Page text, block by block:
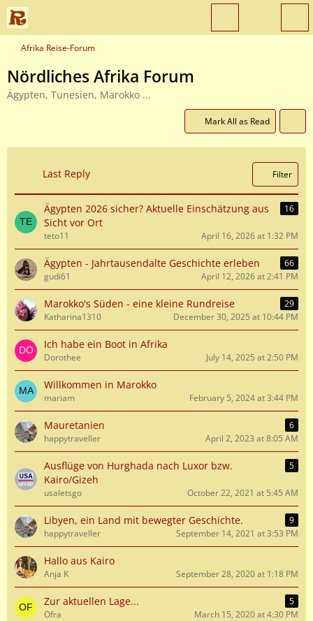
Afrika Reise-Forum
Nördliches Afrika Forum
Ägypten, Tunesien, Marokko ...
Mark All as Read
Last Reply Filter
Ägypten 2026 sicher? Aktuelle Einschätzung aus
Sicht vor Ort
16
teto11 April 16, 2026 at 1:32 PM
Ägypten - Jahrtausendalte Geschichte erleben
66
gudi61
April 12, 2026 at 2:41 PM
Marokko's Süden - eine kleine Rundreise
29
Katharina1310
December 30, 2025 at 10:44 PM
Ich habe ein Boot in Afrika
Dorothee July 14, 2025 at 2:50 PM
Willkommen in Marokko
mariam February 5, 2024 at 3:44 PM
Mauretanien
6
happytraveller
April 2, 2023 at 8:05 AM
Ausflüge von Hurghada nach Luxor bzw.
Kairo/Gizeh
5
usaletsgo October 22, 2021 at 5:45 AM
Libyen, ein Land mit bewegter Geschichte.
9
happytraveller
September 14, 2021 at 3:53 PM
Hallo aus Kairo
Anja K September 28, 2020 at 1:18 PM
Zur aktuellen Lage...
5
Ofra
March 15, 2020 at 4:30 PM